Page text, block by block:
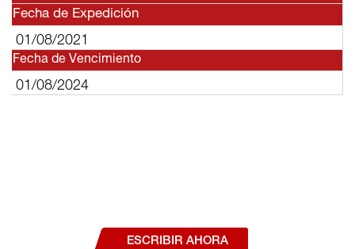
Fecha de Expedición
01/08/2021
Fecha de Vencimiento
01/08/2024
ESCRIBIR AHORA